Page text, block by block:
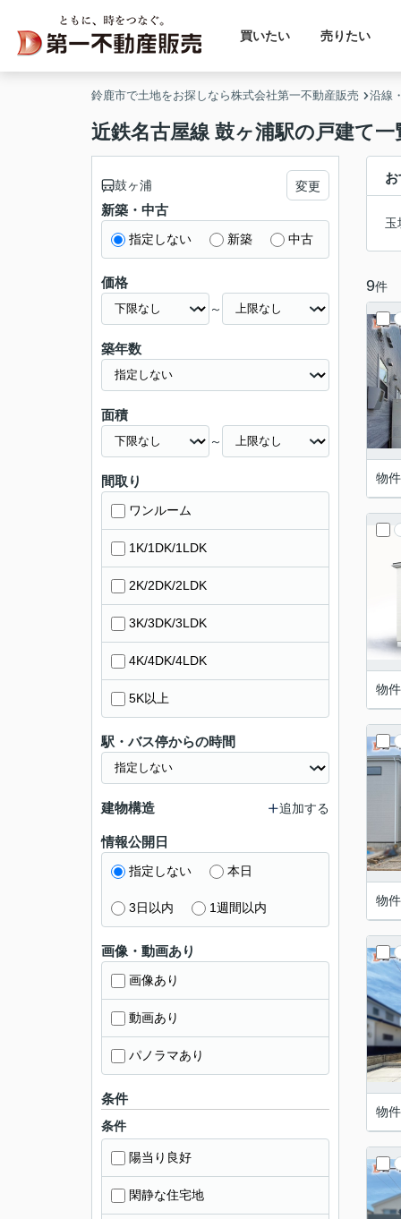
買いたい 売りたい
鈴鹿市で土地をお探しなら株式会社第一不動産販売 沿線
近鉄名古屋線 鼓ヶ浦駅の戸建て一
玉
9件
物
物
物
物
鼓ヶ浦 変更
新築・中古
指定しない 新築 中古
価格
～
築年数
面積
～
間取り
ワンルーム
1K/1DK/1LDK
2K/2DK/2LDK
3K/3DK/3LDK
4K/4DK/4LDK
5K以上
駅・バス停からの時間
建物構造 追加する
情報公開日
指定しない 本日
3日以内 1週間以内
画像・動画あり
画像あり
動画あり
パノラマあり
条件
条件
陽当り良好
閑静な住宅地